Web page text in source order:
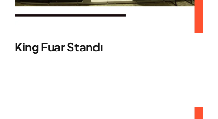
King Fuar Standı